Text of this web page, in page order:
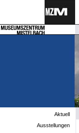
Aktuell
Ausstellungen